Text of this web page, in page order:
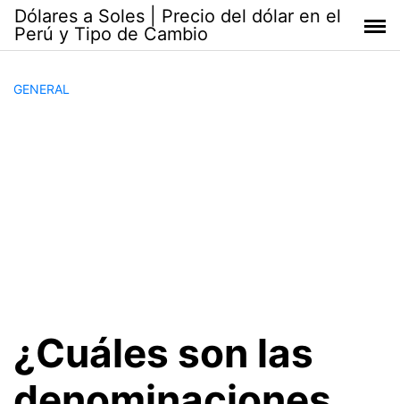
Saltar
contenido
Dólares a Soles | Precio del dólar en el
Perú y Tipo de Cambio
GENERAL
¿Cuáles son las